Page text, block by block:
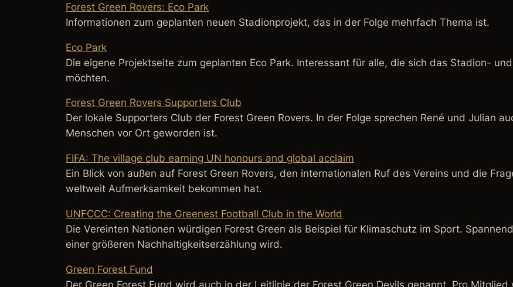
Forest Green Rovers: Eco Park
Informationen zum geplanten neuen Stadionprojekt, das in der Folge mehrfach Thema ist.
Eco Park
Die eigene Projektseite zum geplanten Eco Park. Interessant für alle, die sich das Stadion-
möchten.
Forest Green Rovers Supporters Club
Der lokale Supporters Club der Forest Green Rovers. In der Folge sprechen René und Julian
Menschen vor Ort geworden ist.
FIFA: The village club earning UN honours and global acclaim
Ein Blick von außen auf Forest Green Rovers, den internationalen Ruf des Vereins und die
weltweit Aufmerksamkeit bekommen hat.
UNFCCC: Creating the Greenest Football Club in the World
Die Vereinten Nationen würdigen Forest Green als Beispiel für Klimaschutz im Sport.
einer größeren Nachhaltigkeitserzählung wird.
Green Forest Fund
Der Green Forest Fund wird auch in der Leitlinie der Forest Green Devils genannt. Pro